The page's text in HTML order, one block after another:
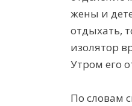
жены и
отдыхать,
изолятор
Утром его
По словам